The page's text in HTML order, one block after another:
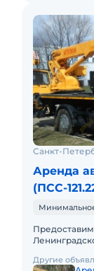
Санкт-
Аренда
(ПСС-
12, 15, 18, 22,
Другие